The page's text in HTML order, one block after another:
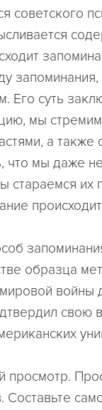
советского
Его суть
мы
а
мы даже
их
образца
войны
свою
просмотр.
Составьте